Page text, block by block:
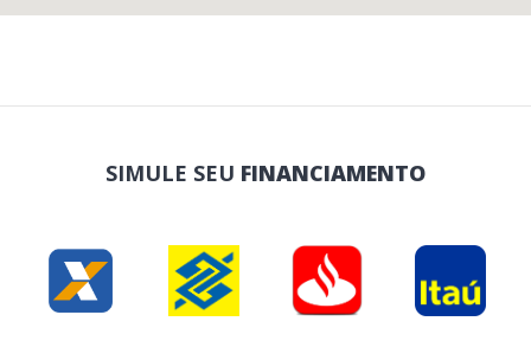
SIMULE SEU FINANCIAMENTO